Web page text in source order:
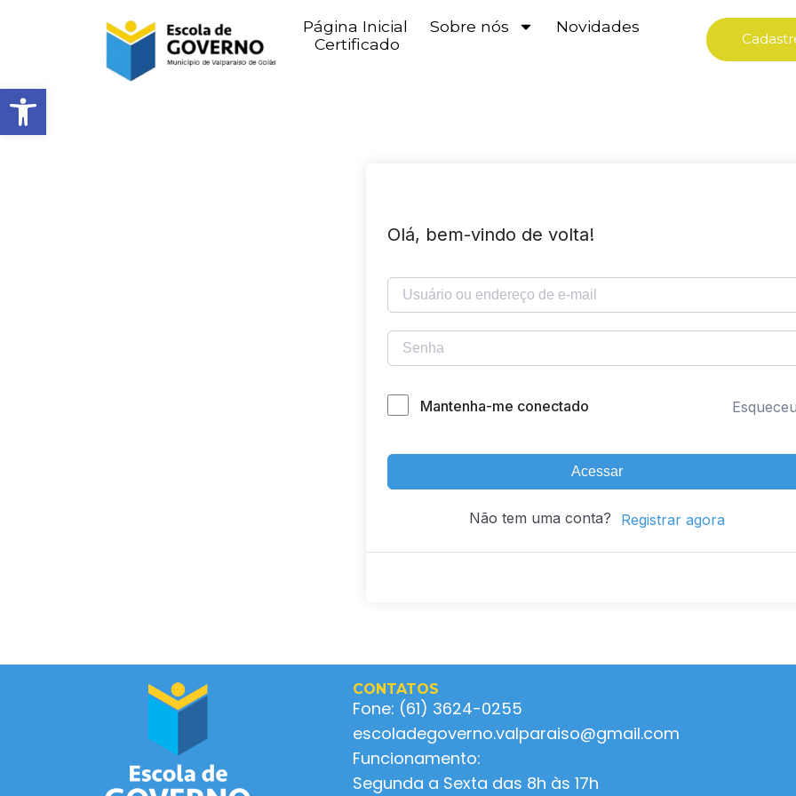
Abrir barra de ferramentas
Página Inicial Sobre nós
Novidades
Certificado
Olá, bem-vindo de volta!
Mantenha-me conectado
Acessar
Não tem uma conta? Registrar agora
CONTATOS
Fone: (61) 3624-0255
escoladegoverno.valparaiso@gmail.com
Funcionamento:
Segunda a Sexta das 8h às 17h